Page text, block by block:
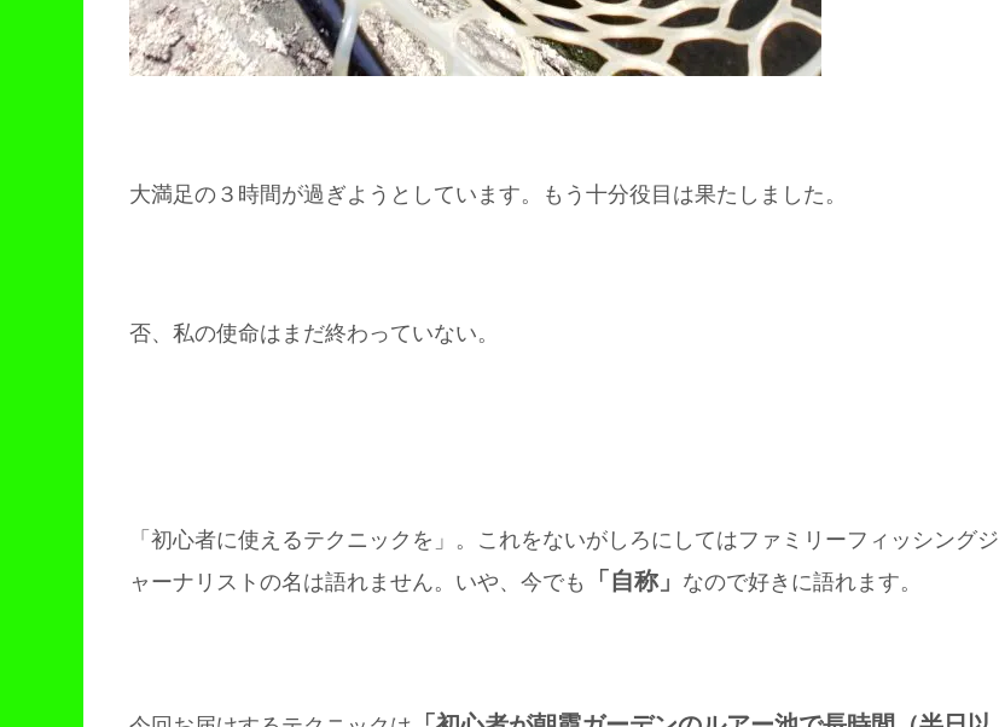
大満足の３時間が過ぎようとしています。もう十分役目は果たしました。
否、私の使命はまだ終わっていない。
「初心者に使えるテクニックを」。これをないがしろにしてはファミリーフィッシングジ
ャーナリストの名は語れません。いや、今でも
「自称」 なので好きに語れます。